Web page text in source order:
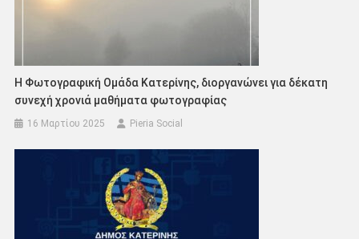
Η Φωτογραφική Ομάδα Κατερίνης, διοργανώνει για δέκατη
συνεχή χρονιά μαθήματα φωτογραφίας
16 Μαρτίου 2025 Pieria Social